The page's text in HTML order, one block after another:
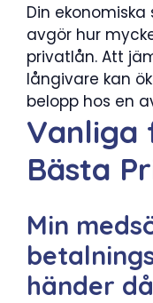
Din
avgör hur
privatlån. Att
långivare kan
belopp hos en
Vanliga
Bästa
Min
händer